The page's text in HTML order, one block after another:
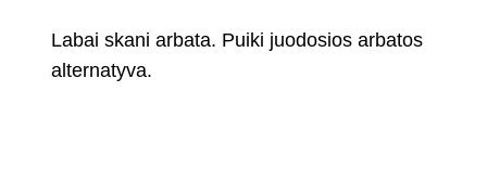
Labai skani arbata. Puiki juodosios arbatos
alternatyva.